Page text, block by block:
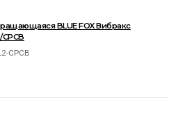
BLUE FOX Вибракс
CPCB